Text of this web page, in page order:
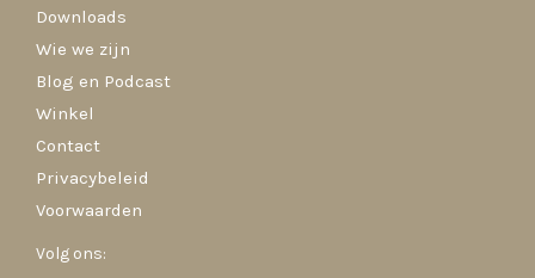
Downloads
Wie we zijn
Blog en Podcast
Winkel
Contact
Privacybeleid
Voorwaarden
Volg ons: